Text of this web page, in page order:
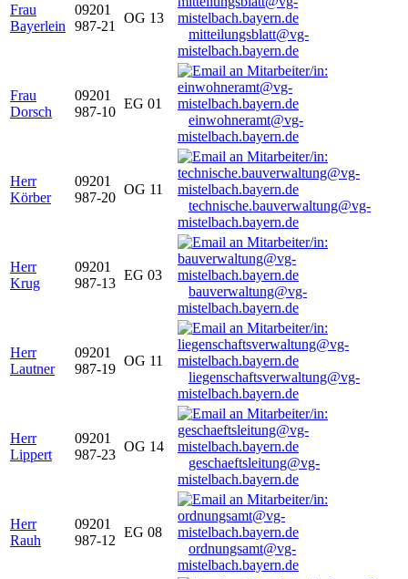
Frau
Bayerlein
09201
987-21
OG 13
mitteilungsblatt@vg-
mistelbach.bayern.de
Frau
Dorsch
09201
987-10
EG 01
einwohneramt@vg-
mistelbach.bayern.de
Herr
Körber
09201
987-20
OG 11
technische.bauverwaltung@vg-
mistelbach.bayern.de
Herr
Krug
09201
987-13
EG 03
bauverwaltung@vg-
mistelbach.bayern.de
Herr
Lautner
09201
987-19
OG 11
liegenschaftsverwaltung@vg-
mistelbach.bayern.de
Herr
Lippert
09201
987-23
OG 14
geschaeftsleitung@vg-
mistelbach.bayern.de
Herr
Rauh
09201
987-12
EG 08
ordnungsamt@vg-
mistelbach.bayern.de